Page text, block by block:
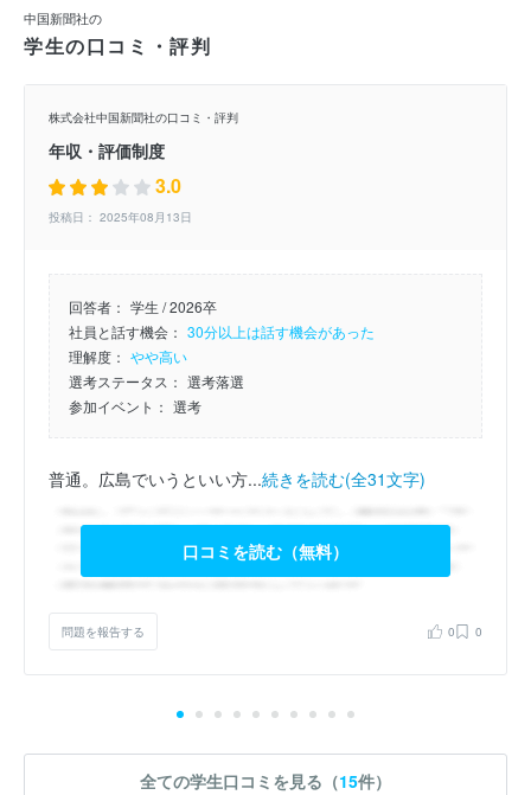
中国新聞社の
学生の口コミ・評判
株式会社中国新聞社の口コミ・評判
年収・評価制度
3.0
投稿日： 2025年08月13日
回答者： 学生 / 2026卒
社員と話す機会： 30分以上は話す機会があった
理解度： やや高い
選考ステータス： 選考落選
参加イベント： 選考
普通。広島でいうといい方...続きを読む(全31文字)
口コミを読む（無料）
問題を報告する 0 0
全ての学生口コミを見る（15件）